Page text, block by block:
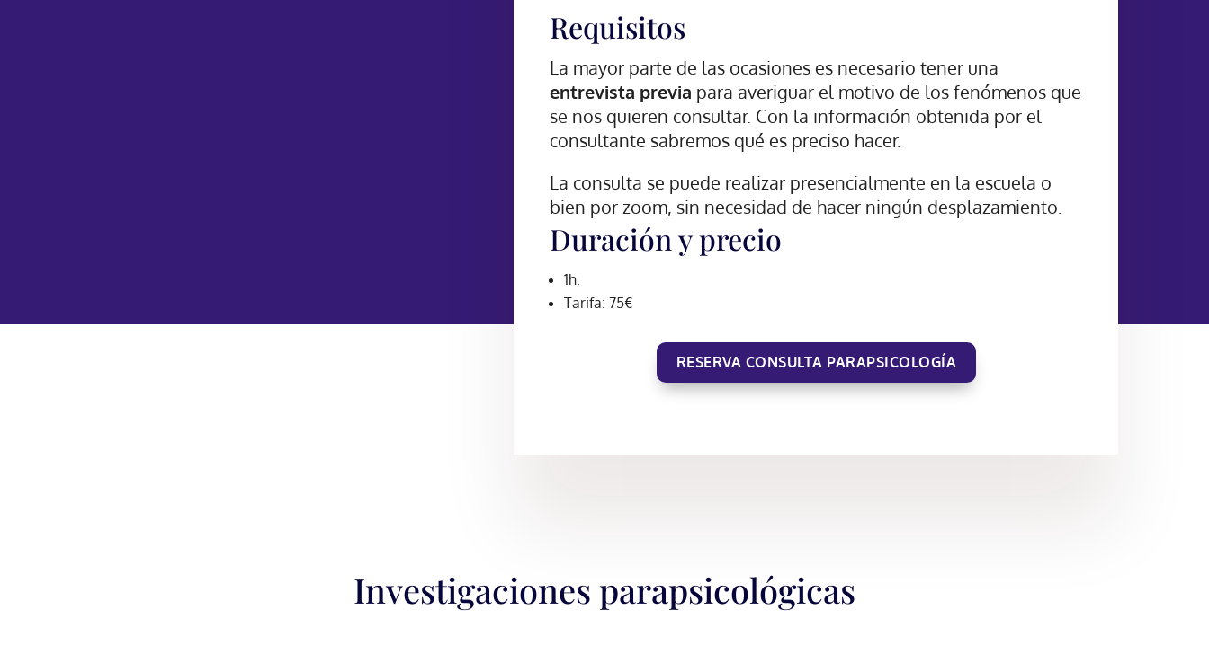
Requisitos
La mayor parte de las ocasiones es necesario tener una
entrevista previa para averiguar el motivo de los fenómenos que
se nos quieren consultar. Con la información obtenida por el
consultante sabremos qué es preciso hacer.
La consulta se puede realizar presencialmente en la escuela o
bien por zoom, sin necesidad de hacer ningún desplazamiento.
Duración y precio
1h.
Tarifa: 75€
RESERVA CONSULTA PARAPSICOLOGÍA
Investigaciones parapsicológicas